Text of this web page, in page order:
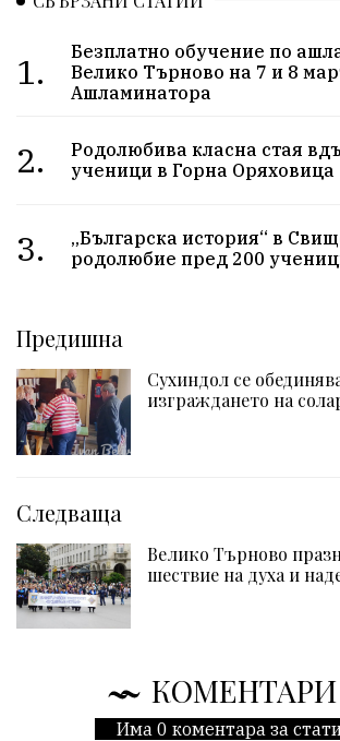
1.
Безплатно обучение по
Велико Търново на 7 и 8
Ашламинатора
2.
Родолюбива класна стая
ученици в Горна Оряховица
3.
„Българска история“ в
родолюбие пред 200
Предишна
Сухиндол се
изграждането на
Следваща
Велико Търново
шествие на духа и
КОМЕНТАРИ
Има 0 коментара за